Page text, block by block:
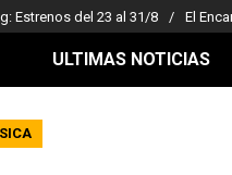
Estrenos del 23 al 31/8 El
ULTIMAS NOTICIAS